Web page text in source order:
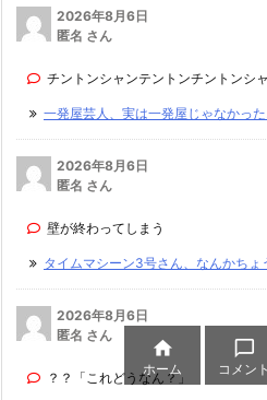
2026年8月6日
匿名 さん
チントンシャンテントンチントンシ
一発屋芸人、実は一発屋じゃなかっ
2026年8月6日
匿名 さん
壁が終わってしまう
タイムマシーン3号さん、なんかちょ
2026年8月6日
匿名 さん
？？「これどうなん？」

ホーム

コメント